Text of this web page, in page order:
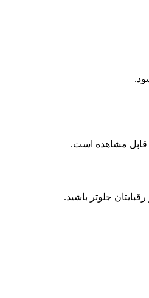
قابل مشاهده است.
رقبایتان جلوتر باشید.